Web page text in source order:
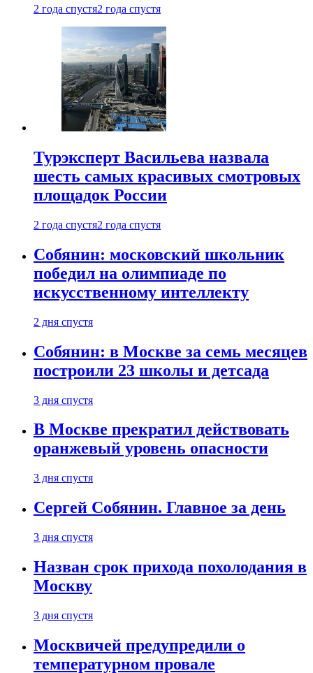
2 года спустя2 года спустя
Турэксперт Васильева назвала
шесть самых красивых смотровых
площадок России
2 года спустя2 года спустя
Собянин: московский школьник
победил на олимпиаде по
искусственному интеллекту
2 дня спустя
Собянин: в Москве за семь месяцев
построили 23 школы и детсада
3 дня спустя
В Москве прекратил действовать
оранжевый уровень опасности
3 дня спустя
Сергей Собянин. Главное за день
3 дня спустя
Назван срок прихода похолодания в
Москву
3 дня спустя
Москвичей предупредили о
температурном провале